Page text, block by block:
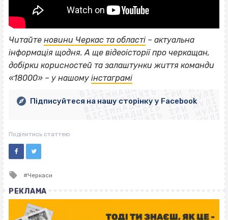
Читайте новини Черкас та області – актуальна
інформація щодня. А ще відеоісторії про черкащан,
добірки корисностей та залаштунки життя команди
«18000» – у нашому інстаграмі
ВІСІМНАДЦЯТЬ ТРИ НУЛІ
ВІСІМНАДЦЯТЬ ТРИ НУЛІ
ВІСІМНАДЦЯТЬ ТРИ НУЛІ
ВІСІМНАДЦЯТЬ ТРИ НУЛІ
ВІСІМНАДЦЯТЬ ТРИ НУЛІ
ВІСІМНАДЦЯТЬ ТРИ НУЛІ
ВІСІМНАДЦЯТЬ ТРИ НУЛІ
ВІСІМНАДЦЯТЬ ТРИ НУЛІ
Підписуйтеся на нашу сторінку у Facebook
Поділитись статтею
Tagged
Черкаси
РЕКЛАМА